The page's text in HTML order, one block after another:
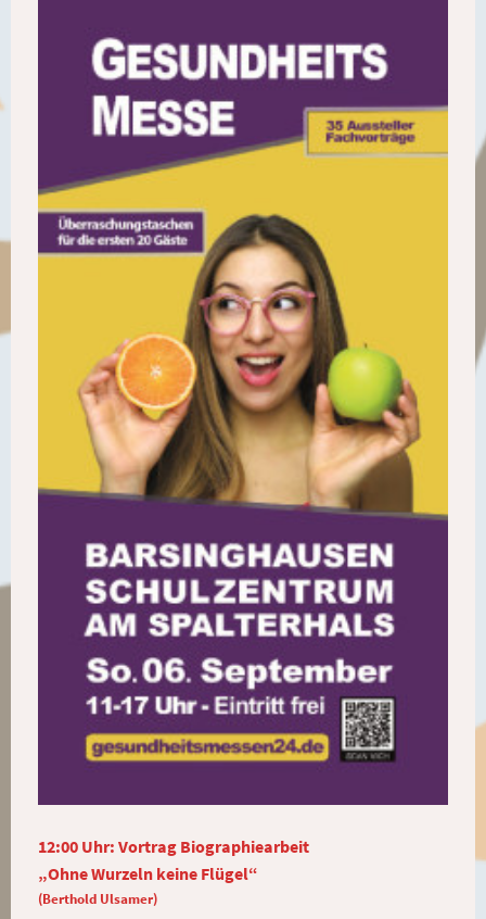
12:00 Uhr: Vortrag Biographiearbeit
„Ohne Wurzeln keine Flügel“
(Berthold Ulsamer)